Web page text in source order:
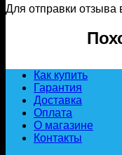
Для отправки отзыва
Как купить
Гарантия
Доставка
Оплата
О магазине
Контакты